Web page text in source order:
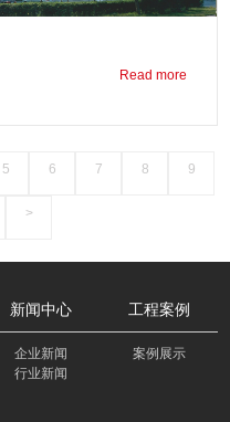
Read more
5 6 7 8 9
>
新闻中心
企业新闻
行业新闻
工程案例
案例展示